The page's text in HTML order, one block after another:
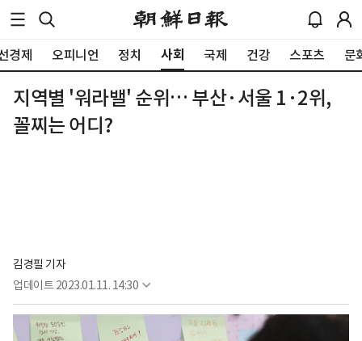
경제 오피니언 정치 사회 국제 건강 스포츠 문
지역별 '워라밸' 순위… 부산·서울 1·2위,
꼴찌는 어디?
김경필 기자
업데이트 2023.01.11. 14:30